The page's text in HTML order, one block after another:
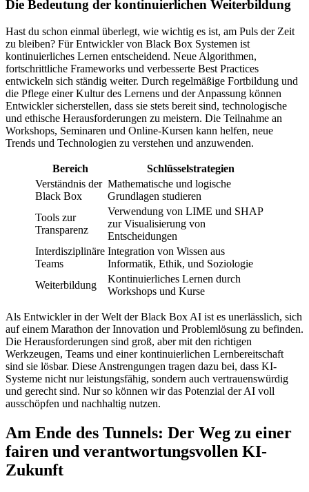
Die Bedeutung der kontinuierlichen Weiterbildung
Hast du schon einmal überlegt, wie wichtig es ist, am Puls der Zeit
zu bleiben? Für Entwickler von Black Box Systemen ist
kontinuierliches Lernen entscheidend. Neue Algorithmen,
fortschrittliche Frameworks und verbesserte Best Practices
entwickeln sich ständig weiter. Durch regelmäßige Fortbildung und
die Pflege einer Kultur des Lernens und der Anpassung können
Entwickler sicherstellen, dass sie stets bereit sind, technologische
und ethische Herausforderungen zu meistern. Die Teilnahme an
Workshops, Seminaren und Online-Kursen kann helfen, neue
Trends und Technologien zu verstehen und anzuwenden.
Bereich
Schlüsselstrategien
Verständnis der
Black Box
Mathematische und logische
Grundlagen studieren
Tools zur
Transparenz
Verwendung von LIME und SHAP
zur Visualisierung von
Entscheidungen
Interdisziplinäre
Teams
Integration von Wissen aus
Informatik, Ethik, und Soziologie
Weiterbildung
Kontinuierliches Lernen durch
Workshops und Kurse
Als Entwickler in der Welt der Black Box AI ist es unerlässlich, sich
auf einem Marathon der Innovation und Problemlösung zu befinden.
Die Herausforderungen sind groß, aber mit den richtigen
Werkzeugen, Teams und einer kontinuierlichen Lernbereitschaft
sind sie lösbar. Diese Anstrengungen tragen dazu bei, dass KI-
Systeme nicht nur leistungsfähig, sondern auch vertrauenswürdig
und gerecht sind. Nur so können wir das Potenzial der AI voll
ausschöpfen und nachhaltig nutzen.
Am Ende des Tunnels: Der Weg zu einer
fairen und verantwortungsvollen KI-
Zukunft